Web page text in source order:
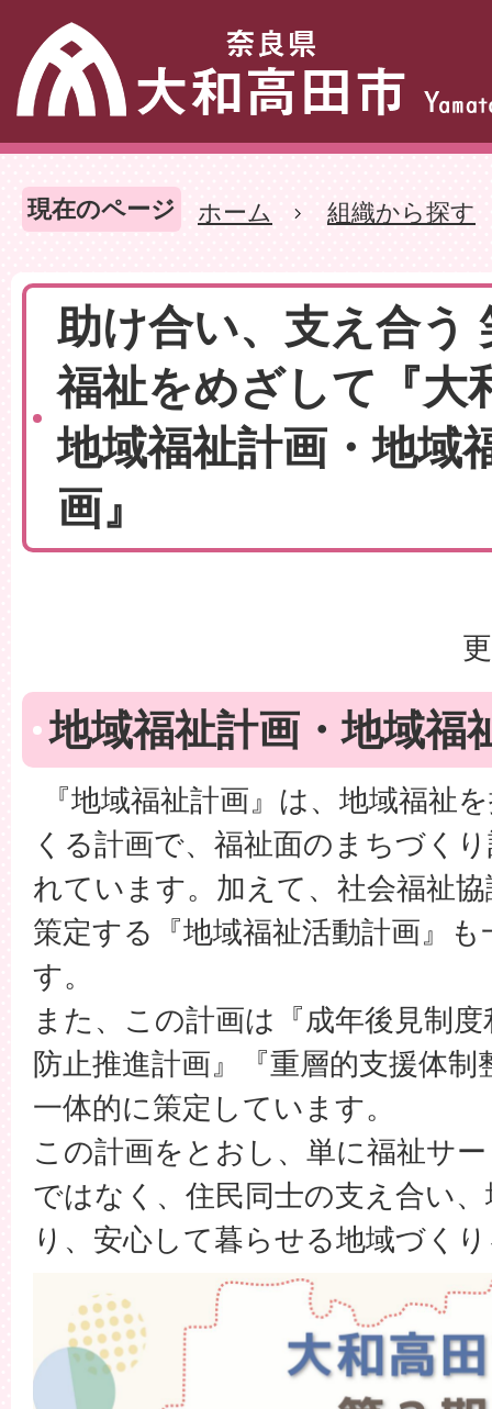
現在のページ ホーム 組織から探す
助け合い、支え合う
福祉をめざして『大
地域福祉計画・地域
画』
地域福祉計画・地域福
『地域福祉計画』は、地域福祉
くる計画で、福祉面のまちづく
れています。加えて、社会福祉
策定する『地域福祉活動計画』
す。
また、この計画は『成年後見制
防止推進計画』『重層的支援体
一体的に策定しています。
この計画をとおし、単に福祉サ
ではなく、住民同士の支え合い
り、安心して暮らせる地域づく